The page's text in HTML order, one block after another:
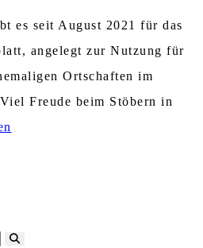
es seit August 2021 für das
angelegt zur Nutzung für
Ortschaften im
Freude beim Stöbern in